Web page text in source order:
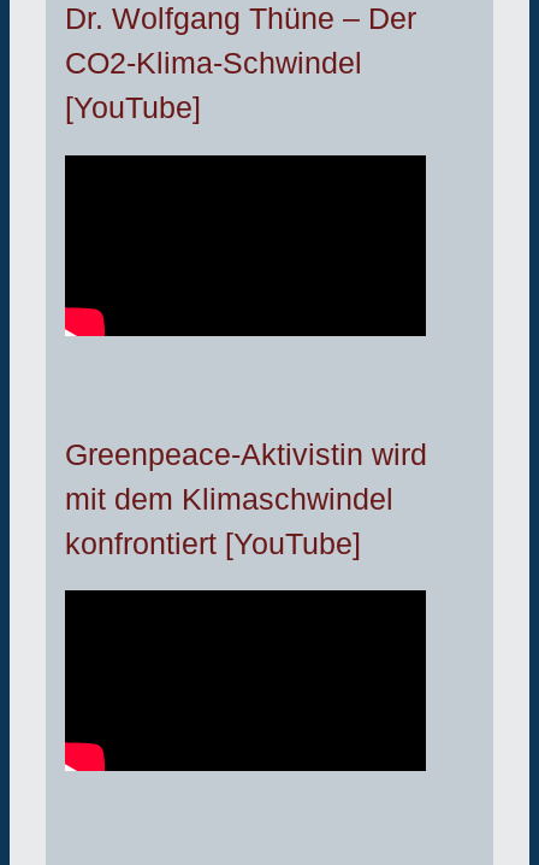
Dr. Wolfgang Thüne – Der
CO2-Klima-Schwindel
[YouTube]
Greenpeace-Aktivistin wird
mit dem Klimaschwindel
konfrontiert [YouTube]